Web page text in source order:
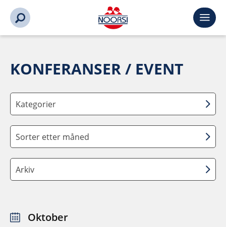
KONFERANSER / EVENT
Kategorier
Sorter etter måned
Arkiv
Oktober